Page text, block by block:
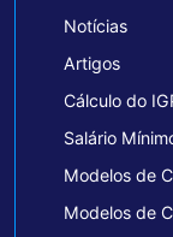
Notícias
Artigos
Cálculo do
Salário
Modelos de
Modelos de